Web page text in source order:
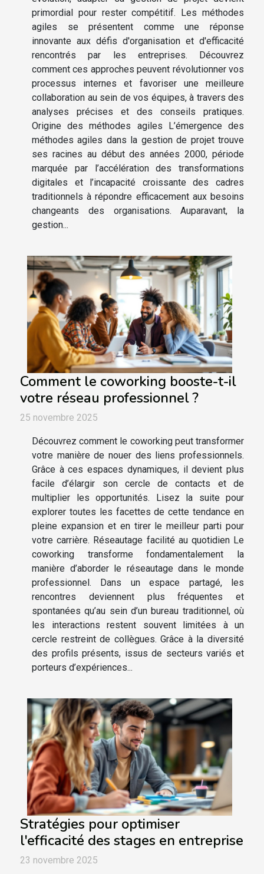
primordial pour rester compétitif. Les méthodes
agiles se présentent comme une réponse
innovante aux défis d'organisation et d'efficacité
rencontrés par les entreprises. Découvrez
comment ces approches peuvent révolutionner vos
processus internes et favoriser une meilleure
collaboration au sein de vos équipes, à travers des
analyses précises et des conseils pratiques.
Origine des méthodes agiles L’émergence des
méthodes agiles dans la gestion de projet trouve
ses racines au début des années 2000, période
marquée par l’accélération des transformations
digitales et l’incapacité croissante des cadres
traditionnels à répondre efficacement aux besoins
changeants des organisations. Auparavant, la
gestion...
Comment le coworking booste-t-il
votre réseau professionnel ?
25 novembre 2025
Découvrez comment le coworking peut transformer
votre manière de nouer des liens professionnels.
Grâce à ces espaces dynamiques, il devient plus
facile d’élargir son cercle de contacts et de
multiplier les opportunités. Lisez la suite pour
explorer toutes les facettes de cette tendance en
pleine expansion et en tirer le meilleur parti pour
votre carrière. Réseautage facilité au quotidien Le
coworking transforme fondamentalement la
manière d’aborder le réseautage dans le monde
professionnel. Dans un espace partagé, les
rencontres deviennent plus fréquentes et
spontanées qu’au sein d’un bureau traditionnel, où
les interactions restent souvent limitées à un
cercle restreint de collègues. Grâce à la diversité
des profils présents, issus de secteurs variés et
porteurs d’expériences...
Stratégies pour optimiser
l'efficacité des stages en entreprise
23 novembre 2025